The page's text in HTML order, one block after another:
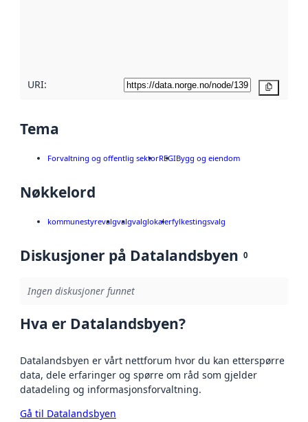
URI:
Tema
Forvaltning og offentlig sektorREGIBygg og eiendom
Nøkkelord
kommunestyrevalgvalgvalglokalerfylkestingsvalg
Diskusjoner på Datalandsbyen 0
Ingen diskusjoner funnet
Hva er Datalandsbyen?
Datalandsbyen er vårt nettforum hvor du kan etterspørre
data, dele erfaringer og spørre om råd som gjelder
datadeling og informasjonsforvaltning.
Gå til Datalandsbyen